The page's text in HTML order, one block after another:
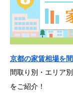
京都の家賃相場を
間取り別・エリア
をご紹介！